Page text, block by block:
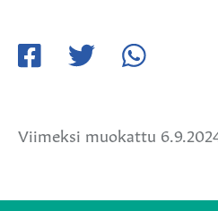
Viimeksi muokattu